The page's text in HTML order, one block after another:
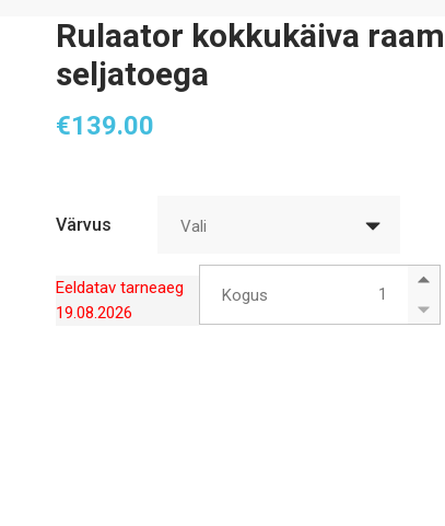
Rulaator kokkukäiva
seljatoega
€139.00
Värvus Vali
Eeldatav tarneaeg
19.08.2026
Kogus
Rulaator